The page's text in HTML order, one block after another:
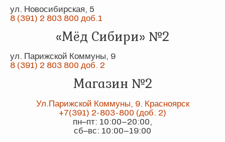
ул. Новосибирская, 5
8 (391) 2 803 800 доб.1
«Мёд Сибири» №2
ул. Парижской Коммуны, 9
8 (391) 2 803 800 доб. 2
Магазин №2
Ул.Парижской Коммуны, 9. Красноярск
+7(391) 2-803-800 (доб. 2)
пн–пт: 10:00–20:00,
сб–вс: 10:00–19:00